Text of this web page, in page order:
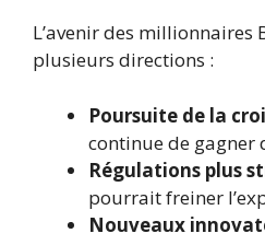
L’avenir des millionnaires
plusieurs directions :
Poursuite de la
continue de gagner
Régulations plus
pourrait freiner
Nouveaux